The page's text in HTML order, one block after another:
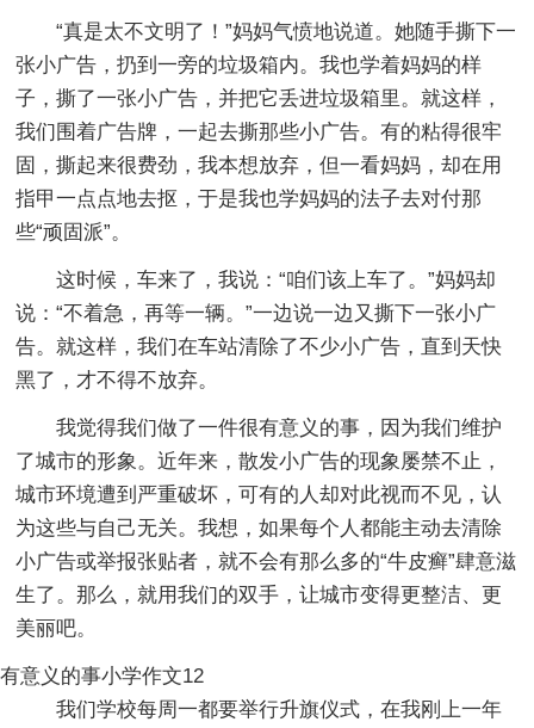
“真是太不文明了！”妈妈气愤地说道。她随手撕下一
张小广告，扔到一旁的垃圾箱内。我也学着妈妈的样
子，撕了一张小广告，并把它丢进垃圾箱里。就这样，
我们围着广告牌，一起去撕那些小广告。有的粘得很牢
固，撕起来很费劲，我本想放弃，但一看妈妈，却在用
指甲一点点地去抠，于是我也学妈妈的法子去对付那
些“顽固派”。
这时候，车来了，我说：“咱们该上车了。”妈妈却
说：“不着急，再等一辆。”一边说一边又撕下一张小广
告。就这样，我们在车站清除了不少小广告，直到天快
黑了，才不得不放弃。
我觉得我们做了一件很有意义的事，因为我们维护
了城市的形象。近年来，散发小广告的现象屡禁不止，
城市环境遭到严重破坏，可有的人却对此视而不见，认
为这些与自己无关。我想，如果每个人都能主动去清除
小广告或举报张贴者，就不会有那么多的“牛皮癣”肆意滋
生了。那么，就用我们的双手，让城市变得更整洁、更
美丽吧。
有意义的事小学作文12
我们学校每周一都要举行升旗仪式，在我刚上一年